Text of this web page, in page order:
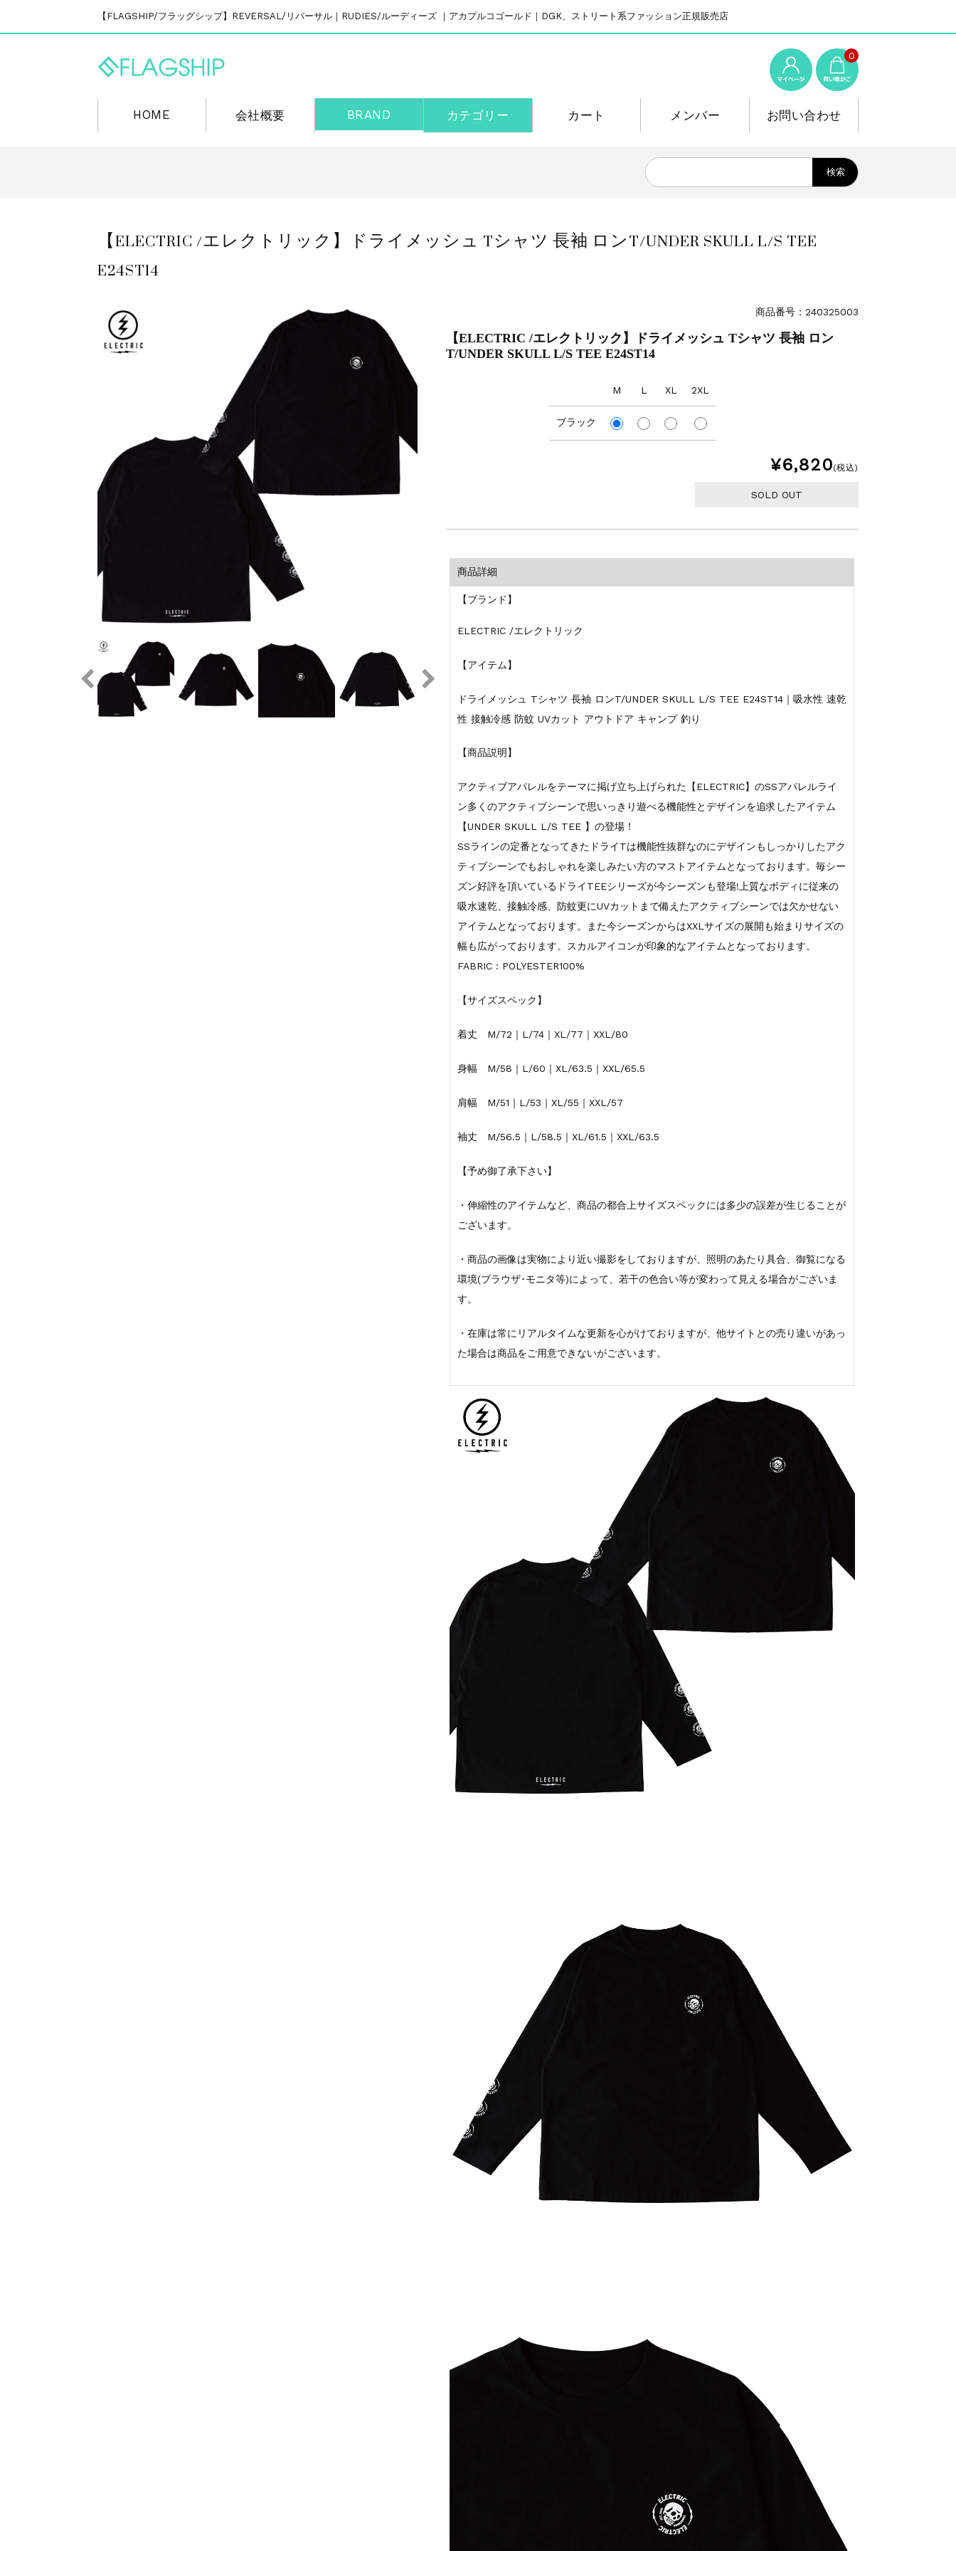
【FLAGSHIP/フラッグシップ】REVERSAL/リバーサル｜RUDIES/ルーディーズ ｜アカプルコゴールド｜DGK、ストリート系ファッション正規販売店
0
HOME 会社概要 BRAND カテゴリー カート メンバー お問い合わせ
【ELECTRIC /エレクトリック】ドライメッシュ Tシャツ 長袖 ロンT/UNDER SKULL L/S TEE
E24ST14
商品番号：240325003
【ELECTRIC /エレクトリック】ドライメッシュ Tシャツ 長袖 ロン
T/UNDER SKULL L/S TEE E24ST14
M L XL 2XL
ブラック
¥6,820(税込)
SOLD OUT
商品詳細
【ブランド】
ELECTRIC /エレクトリック
【アイテム】
ドライメッシュ Tシャツ 長袖 ロンT/UNDER SKULL L/S TEE E24ST14｜吸水性 速乾
性 接触冷感 防蚊 UVカット アウトドア キャンプ 釣り
【商品説明】
アクティブアパレルをテーマに掲げ立ち上げられた【ELECTRIC】のSSアパレルライ
ン多くのアクティブシーンで思いっきり遊べる機能性とデザインを追求したアイテム
【UNDER SKULL L/S TEE 】の登場！
SSラインの定番となってきたドライTは機能性抜群なのにデザインもしっかりしたアク
ティブシーンでもおしゃれを楽しみたい方のマストアイテムとなっております。毎シー
ズン好評を頂いているドライTEEシリーズが今シーズンも登場!上質なボディに従来の
吸水速乾、接触冷感、防蚊更にUVカットまで備えたアクティブシーンでは欠かせない
アイテムとなっております。また今シーズンからはXXLサイズの展開も始まりサイズの
幅も広がっております。スカルアイコンが印象的なアイテムとなっております。
FABRIC : POLYESTER100%
【サイズスペック】
着丈 M/72｜L/74｜XL/77｜XXL/80
身幅 M/58｜L/60｜XL/63.5｜XXL/65.5
肩幅 M/51｜L/53｜XL/55｜XXL/57
袖丈 M/56.5｜L/58.5｜XL/61.5｜XXL/63.5
【予め御了承下さい】
・伸縮性のアイテムなど、商品の都合上サイズスペックには多少の誤差が生じることが
ございます。
・商品の画像は実物により近い撮影をしておりますが、照明のあたり具合、御覧になる
環境(ブラウザ･モニタ等)によって、若干の色合い等が変わって見える場合がございま
す。
・在庫は常にリアルタイムな更新を心がけておりますが、他サイトとの売り違いがあっ
た場合は商品をご用意できないがございます。